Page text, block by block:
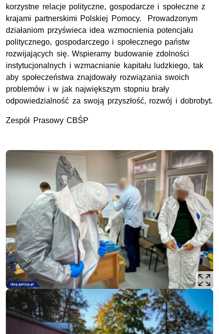
korzystne relacje polityczne, gospodarcze i społeczne z
krajami partnerskimi Polskiej Pomocy. Prowadzonym
działaniom przyświeca idea wzmocnienia potencjału
politycznego, gospodarczego i społecznego państw
rozwijających się. Wspieramy budowanie zdolności
instytucjonalnych i wzmacnianie kapitału ludzkiego, tak
aby społeczeństwa znajdowały rozwiązania swoich
problemów i w jak największym stopniu brały
odpowiedzialność za swoją przyszłość, rozwój i dobrobyt.
Zespół Prasowy CBŚP